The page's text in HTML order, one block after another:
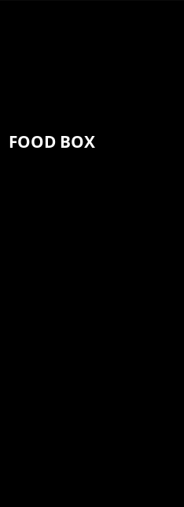
FOOD BOX